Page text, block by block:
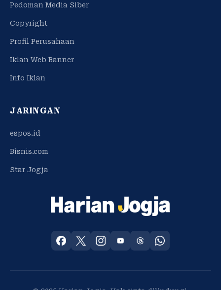
Pedoman Media Siber
Copyright
Profil Perusahaan
Iklan Web Banner
Info Iklan
JARINGAN
espos.id
Bisnis.com
Star Jogja